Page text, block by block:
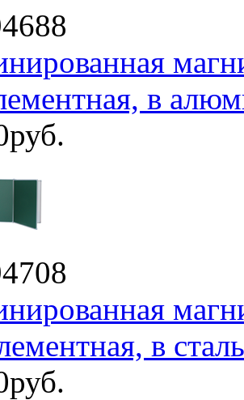
в
руб.
в
руб.